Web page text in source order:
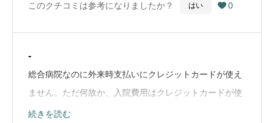
このクチコミは参考になりましたか？ はい  0
-
総合病院なのに外来時支払いにクレジットカードが使え
ません。ただ何故か、入院費用はクレジットカードが使
えます。（病み上がりの退院時に道路向かいのイオンの
続きを読む